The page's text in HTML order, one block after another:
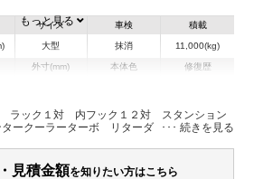
サイズ
大型
車検
抹消
積載
11,000(kg)
外寸(mm) 本体色 修復歴
ウィンドウ ABS エアバッグ
集中ドアロック
もっと見る
ラック１対 内フック１２対 スタンション
ークーラーターボ リターダ
見積金額を知りたい方はこちら